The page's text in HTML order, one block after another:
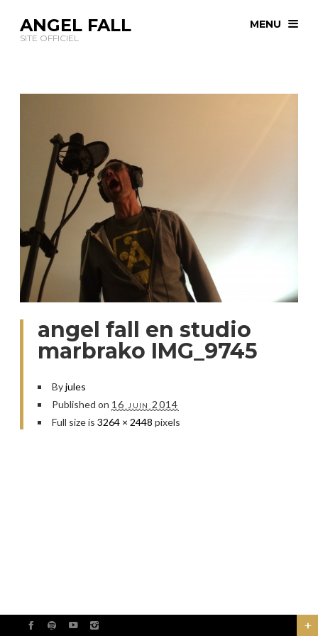
ANGEL FALL
SITE OFFICIEL
MENU
angel fall en studio
marbrako IMG_9745
Byjules
Published on 16 juin 2014
Full size is 3264 × 2448 pixels